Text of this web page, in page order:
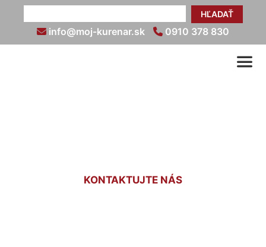
HĽADAŤ
info@moj-kurenar.sk 0910 378 830
KONTAKTUJTE NÁS